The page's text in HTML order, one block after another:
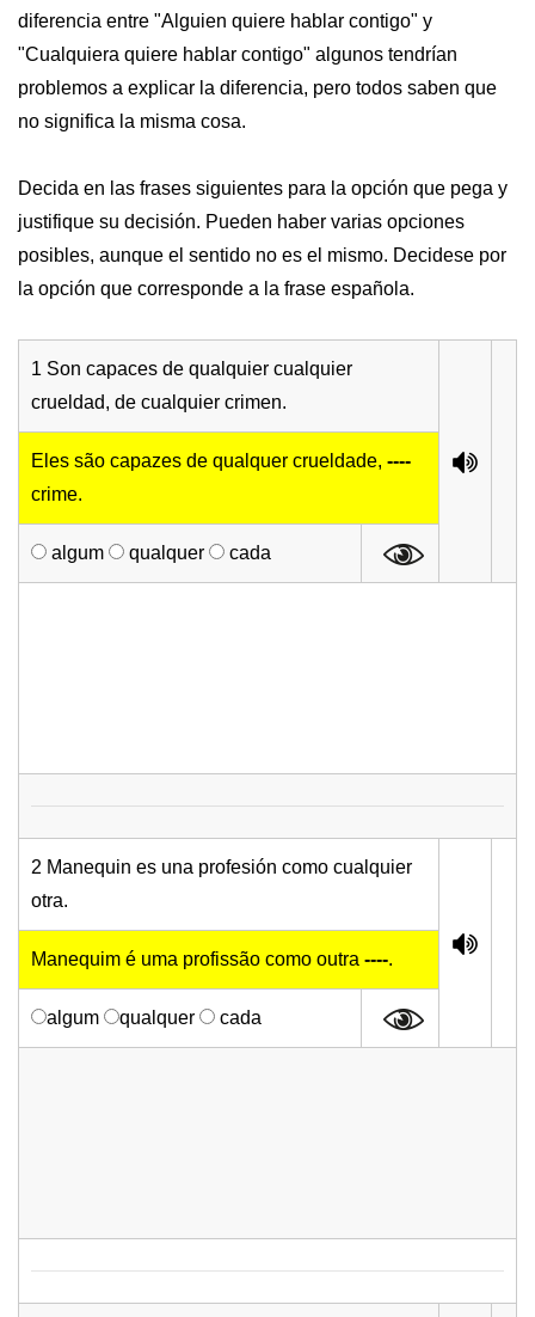
diferencia entre "Alguien quiere hablar contigo" y
"Cualquiera quiere hablar contigo" algunos tendrían
problemos a explicar la diferencia, pero todos saben que
no significa la misma cosa.
Decida en las frases siguientes para la opción que pega y
justifique su decisión. Pueden haber varias opciones
posibles, aunque el sentido no es el mismo. Decidese por
la opción que corresponde a la frase española.
1 Son capaces de qualquier cualquier
crueldad, de cualquier crimen.
Eles são capazes de qualquer crueldade, ----
crime.
algum qualquer cada
2 Manequin es una profesión como cualquier
otra.
Manequim é uma profissão como outra ----.
algum qualquer cada